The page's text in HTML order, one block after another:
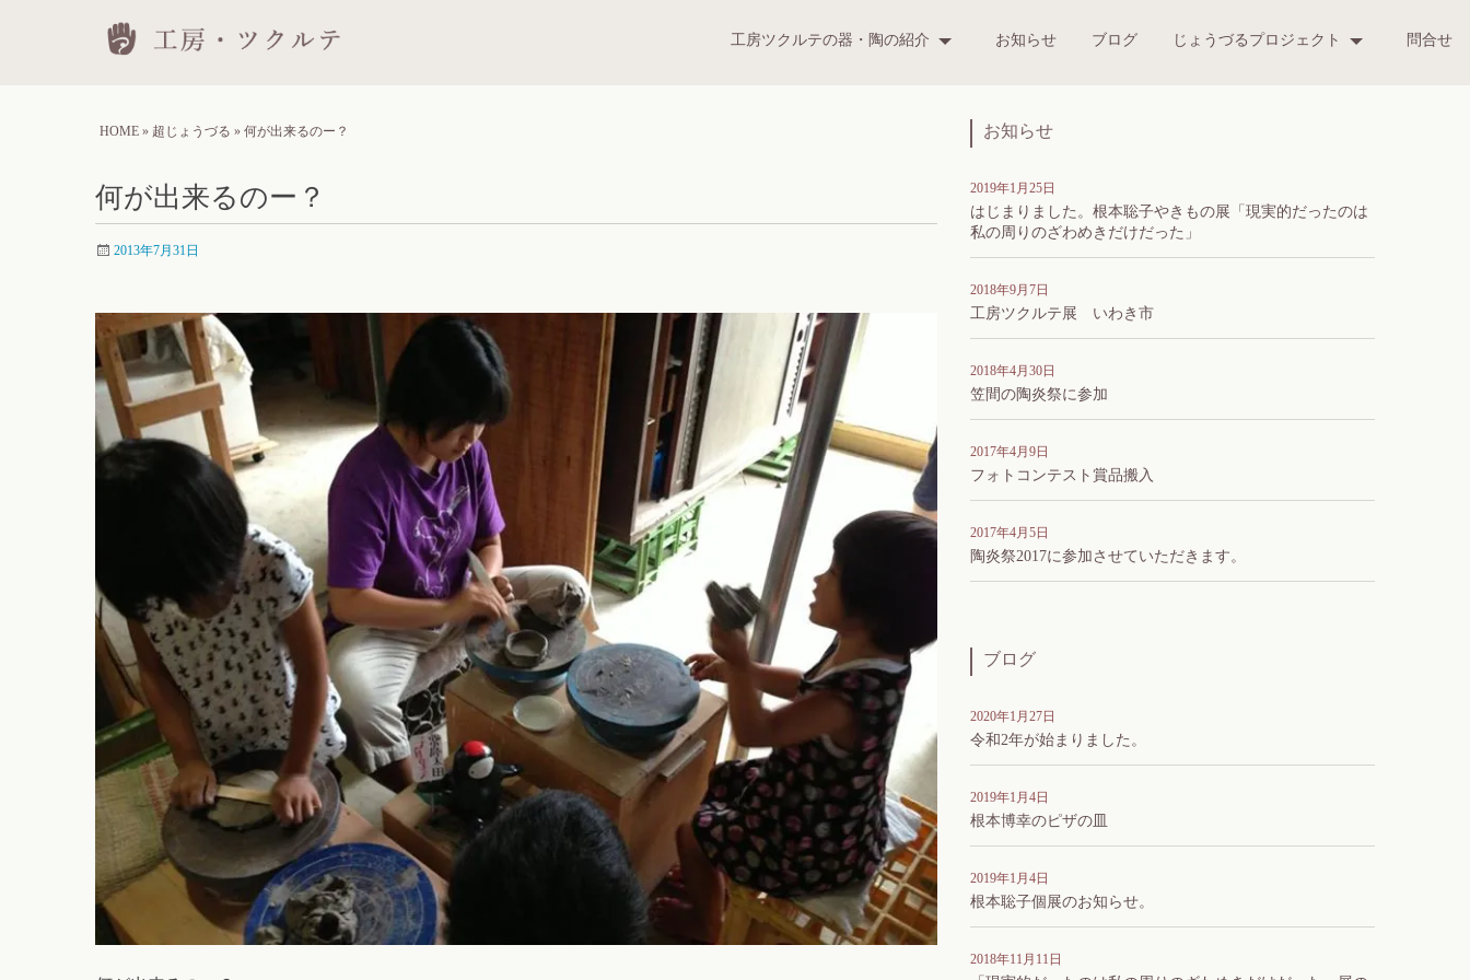
工房ツクルテの器・陶の紹介 お知らせ ブログ じょうづるプロジェクト 問合せ
HOME » 超じょうづる » 何が出来るのー？
何が出来るのー？
2013年7月31日
お知らせ
2019年1月25日
はじまりました。根本聡子やきもの展「現実的だったのは
私の周りのざわめきだけだった」
2018年9月7日
工房ツクルテ展 いわき市
2018年4月30日
笠間の陶炎祭に参加
2017年4月9日
フォトコンテスト賞品搬入
2017年4月5日
陶炎祭2017に参加させていただきます。
ブログ
2020年1月27日
令和2年が始まりました。
2019年1月4日
根本博幸のピザの皿
2019年1月4日
根本聡子個展のお知らせ。
2018年11月11日